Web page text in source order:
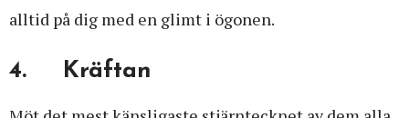
alltid på dig med en glimt i ögonen.
4. Kräftan